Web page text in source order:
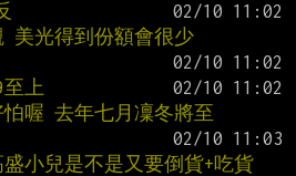
美光得到份額會很少
上
喔 去年七月凜冬將至
小兒是不是又要倒貨+吃貨